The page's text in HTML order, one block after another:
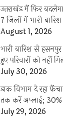
उत्तराखंड में फिर
7 जिलों में भारी
August 1, 2026
भारी बारिश से
हुए परिवारों को नहीं
July 30, 2026
डाक विभाग दे रहा
तक करें अप्लाई;
July 29, 2026